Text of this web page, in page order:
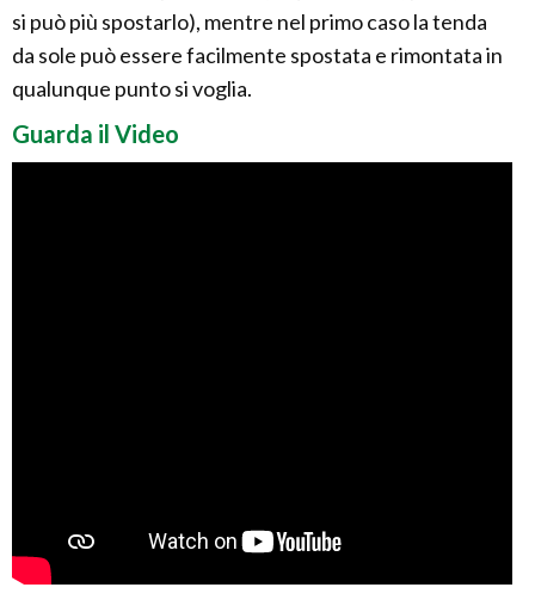
si può più spostarlo), mentre nel primo caso la tenda
da sole può essere facilmente spostata e rimontata in
qualunque punto si voglia.
Guarda il Video